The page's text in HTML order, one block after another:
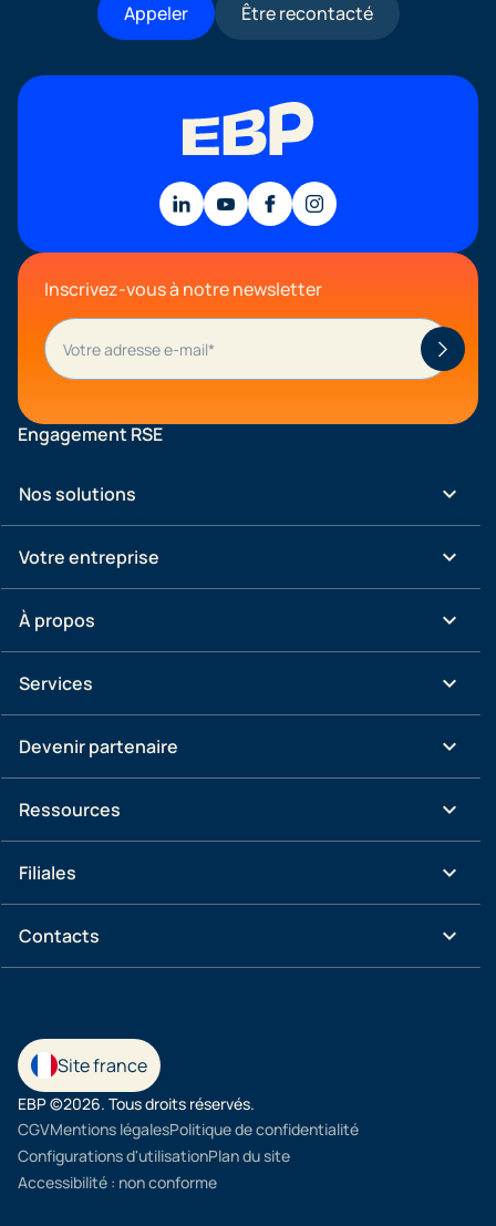
Appeler Être recontacté
Inscrivez-vous à notre newsletter
Engagement RSE
Nos solutions keyboard_arrow_down
Votre entreprise keyboard_arrow_down
À propos keyboard_arrow_down
Services keyboard_arrow_down
Devenir partenaire keyboard_arrow_down
Ressources keyboard_arrow_down
Filiales keyboard_arrow_down
Contacts keyboard_arrow_down
Site france
EBP ©2026. Tous droits réservés.
CGVMentions légalesPolitique de confidentialité
Configurations d'utilisationPlan du site
Accessibilité : non conforme